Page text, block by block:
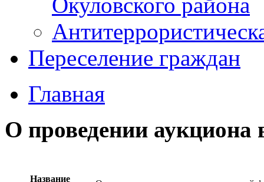
Переселение граждан
Главная
О проведении
Название